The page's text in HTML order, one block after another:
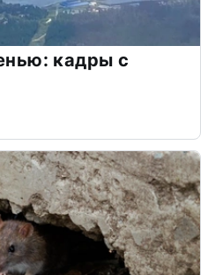
кадры с